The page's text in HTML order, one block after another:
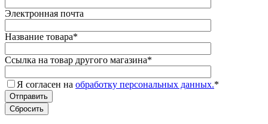
Электронная почта
Название товара*
Ссылка на товар другого магазина*
Я согласен на обработку персональных данных.*